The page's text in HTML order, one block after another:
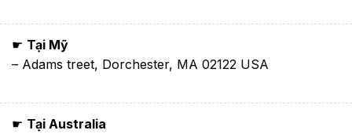
☛ Tại Mỹ
– Adams treet, Dorchester, MA 02122 USA
☛ Tại Australia